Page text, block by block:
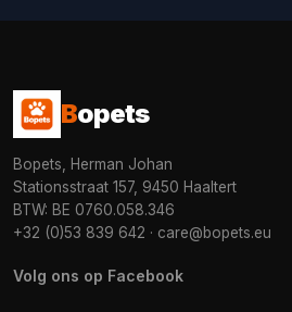
Bopets
Bopets, Herman Johan
Stationsstraat 157, 9450 Haaltert
BTW: BE 0760.058.346
+32 (0)53 839 642 · care@bopets.eu
Volg ons op Facebook